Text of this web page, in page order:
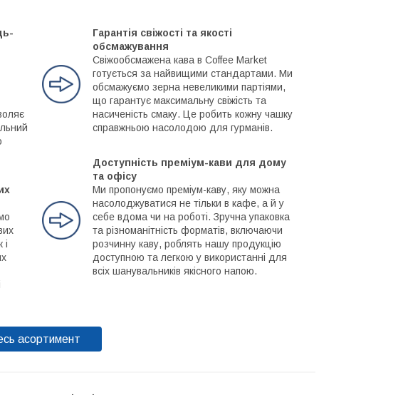
і
Гарантія свіжості та якості
обсмажування
Свіжообсмажена кава в Coffee Market
готується за найвищими стандартами. Ми
обсмажуємо зерна невеликими партіями,
що гарантує максимальну свіжість та
насиченість смаку. Це робить кожну чашку
справжньою насолодою для гурманів.
Доступність преміум-кави для дому
та офісу
Ми пропонуємо преміум-каву, яку можна
насолоджуватися не тільки в кафе, а й у
себе вдома чи на роботі. Зручна упаковка
та різноманітність форматів, включаючи
розчинну каву, роблять нашу продукцію
доступною та легкою у використанні для
всіх шанувальників якісного напою.
асортимент